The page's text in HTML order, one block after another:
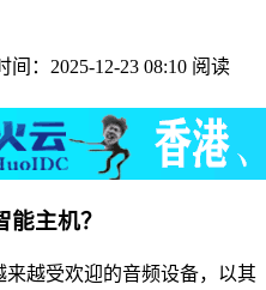
间：2025-12-23 08:10 阅读
主机？
越受欢迎的音频设备，以其